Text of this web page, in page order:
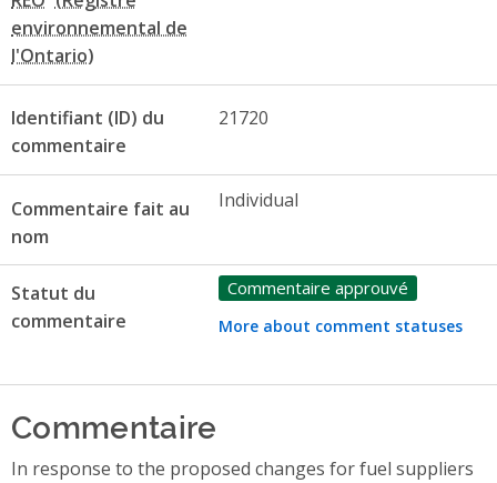
Identifiant (ID) du
commentaire
21720
Commentaire fait au
nom
Individual
Statut du
commentaire
Commentaire approuvé
More about comment statuses
Commentaire
In response to the proposed changes for fuel suppliers